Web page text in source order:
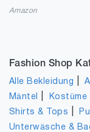
Amazon
Fashion Shop
Alle Bekleidung |
Mäntel Kostüme
Shirts & Tops
Unterwäsche &